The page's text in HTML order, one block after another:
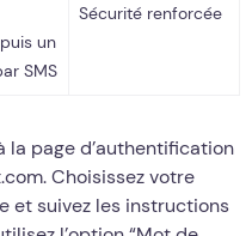
un
SMS
Sécurité renforcée
la page d’authentification
Choisissez votre
et suivez les instructions